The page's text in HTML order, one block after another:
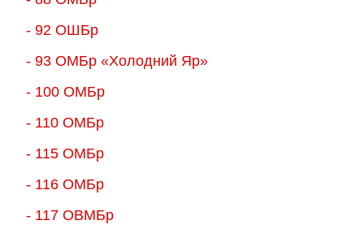
- 92 ОШБр
- 93 ОМБр «Холодний Яр»
- 100 ОМБр
- 110 ОМБр
- 115 ОМБр
- 116 ОМБр
- 117 ОВМБр